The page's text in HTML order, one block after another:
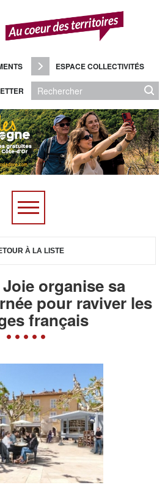
ESPACE COLLECTIVITÉS
À LA LISTE
organise sa
pour raviver les
français